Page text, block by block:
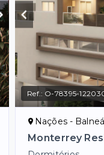
Ref.: O-78395-
Nações -
Monterrey